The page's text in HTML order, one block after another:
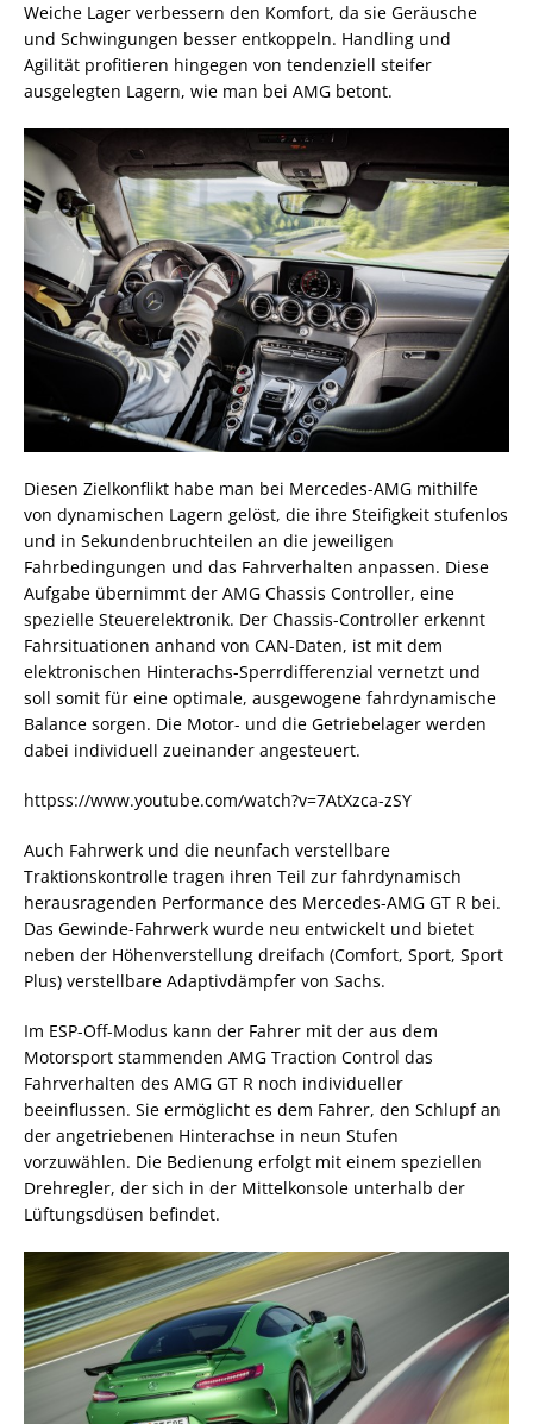
Weiche Lager verbessern den Komfort, da sie Geräusche
und Schwingungen besser entkoppeln. Handling und
Agilität profitieren hingegen von tendenziell steifer
ausgelegten Lagern, wie man bei AMG betont.
Diesen Zielkonflikt habe man bei Mercedes-AMG mithilfe
von dynamischen Lagern gelöst, die ihre Steifigkeit stufenlos
und in Sekundenbruchteilen an die jeweiligen
Fahrbedingungen und das Fahrverhalten anpassen. Diese
Aufgabe übernimmt der AMG Chassis Controller, eine
spezielle Steuerelektronik. Der Chassis-Controller erkennt
Fahrsituationen anhand von CAN-Daten, ist mit dem
elektronischen Hinterachs-Sperrdifferenzial vernetzt und
soll somit für eine optimale, ausgewogene fahrdynamische
Balance sorgen. Die Motor- und die Getriebelager werden
dabei individuell zueinander angesteuert.
httpss://www.youtube.com/watch?v=7AtXzca-zSY
Auch Fahrwerk und die neunfach verstellbare
Traktionskontrolle tragen ihren Teil zur fahrdynamisch
herausragenden Performance des Mercedes-AMG GT R bei.
Das Gewinde-Fahrwerk wurde neu entwickelt und bietet
neben der Höhenverstellung dreifach (Comfort, Sport, Sport
Plus) verstellbare Adaptivdämpfer von Sachs.
Im ESP-Off-Modus kann der Fahrer mit der aus dem
Motorsport stammenden AMG Traction Control das
Fahrverhalten des AMG GT R noch individueller
beeinflussen. Sie ermöglicht es dem Fahrer, den Schlupf an
der angetriebenen Hinterachse in neun Stufen
vorzuwählen. Die Bedienung erfolgt mit einem speziellen
Drehregler, der sich in der Mittelkonsole unterhalb der
Lüftungsdüsen befindet.